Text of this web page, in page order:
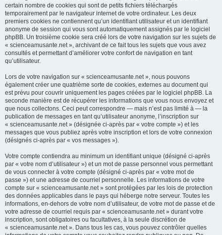
certain nombre de cookies qui sont de petits fichiers téléchargés
temporairement par le navigateur internet de votre ordinateur. Les deux
premiers cookies ne contiennent qu’un identifiant utilisateur et un identifiant
anonyme de session qui vous sont automatiquement assignés par le logiciel
phpBB. Un troisième cookie sera créé lors de votre navigation sur les sujets de
« scienceamusante.net », archivant de ce fait tous les sujets que vous avez
consultés et permettant d’améliorer votre confort de navigation en tant
qu’utilisateur.
Lors de votre navigation sur « scienceamusante.net », nous pouvons
également créer une quatrième sorte de cookies, externes au document qui
est prévu pour couvrir uniquement les pages créées par le logiciel phpBB. La
seconde manière est de récupérer les informations que vous nous envoyez et
que nous collectons. Ceci peut correspondre — mais n’est pas limité à — la
publication de messages en tant qu’utilisateur anonyme, l’inscription sur
« scienceamusante.net » (désignée ci-après par « votre compte ») et les
messages que vous publiez après votre inscription et lors de votre connexion
(désignés ci-après par « vos messages »).
Votre compte contiendra au minimum un identifiant unique (désigné ci-après
par « votre nom d’utilisateur ») et un mot de passe personnel vous permettant
de vous connecter à votre compte (désigné ci-après par « votre mot de
passe ») et une adresse de courriel personnelle. Les informations de votre
compte sur « scienceamusante.net » sont protégées par les lois de protection
des données applicables dans le pays qui héberge notre serveur. Toutes les
informations, en-dehors de votre nom d’utilisateur, de votre mot de passe et de
votre adresse de courriel requis par « scienceamusante.net » durant votre
inscription, sont obligatoires ou facultatives, à la seule discrétion de
« scienceamusante.net ». Dans tous les cas, vous pouvez contrôler quelles